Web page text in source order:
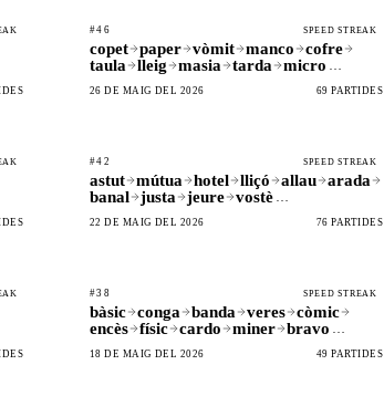
#46 SPEED STREAK
copet paper vòmit manco
cofre
taula
lleig masia tarda micro …
26 DE MAIG DEL 2026 69 PARTIDES
#42 SPEED STREAK
astut mútua hotel lliçó allau
arada
banal
justa jeure vostè …
22 DE MAIG DEL 2026 76 PARTIDES
#38 SPEED STREAK
bàsic conga banda veres
còmic
encès
físic cardo miner bravo …
18 DE MAIG DEL 2026 49 PARTIDES